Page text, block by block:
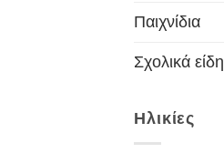
Παιχνίδια
Σχολικά είδη
Ηλικίες